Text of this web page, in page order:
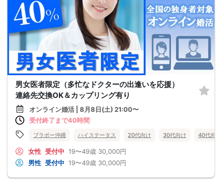
男女医者限定（多忙なドクターの出逢いを応援）
連絡先交換OK＆カップリング有り
オンライン婚活 | 8月8日(土) 21:00〜
受付終了まで40時間
ブラボー沖縄 ハイステータス 20代向け 30代向け 40代向け
女性 受付中 19〜49歳 30,000円
男性 受付中 19〜49歳 30,000円